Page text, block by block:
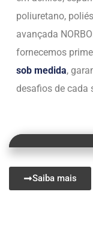
poliuretano,
avançada
fornecemos
sob medida,
desafios de cada
Saiba mais